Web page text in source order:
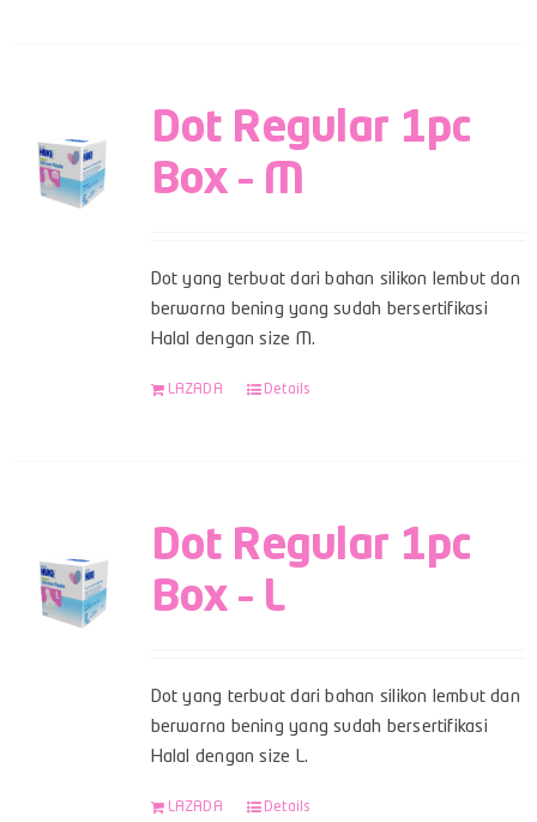
Dot Regular 1pc
Box – M
Dot yang terbuat dari bahan silikon lembut dan
berwarna bening yang sudah bersertifikasi
Halal dengan size M.
LAZADA Details
Dot Regular 1pc
Box – L
Dot yang terbuat dari bahan silikon lembut dan
berwarna bening yang sudah bersertifikasi
Halal dengan size L.
LAZADA Details